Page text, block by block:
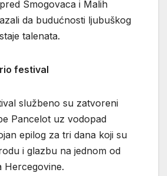
Smogovaca i Malih
da budućnosti ljubuškog
talenata.
festival
službeno su zatvoreni
Pancelot uz vodopad
epilog za tri dana koji su
i glazbu na jednom od
Hercegovine.